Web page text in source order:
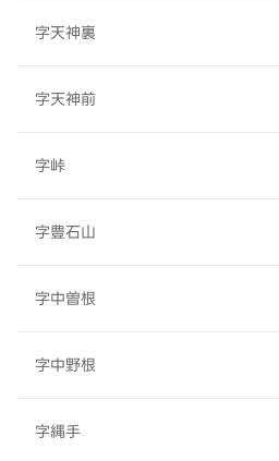
字天神裏
字天神前
字峠
字豊石山
字中曽根
字中野根
字縄手